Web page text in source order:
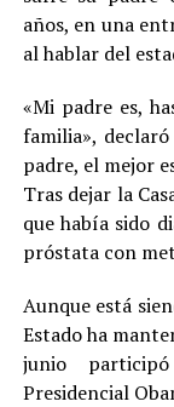
años, en una
al hablar del
«Mi padre es,
familia»,
padre, el mejor
Tras dejar la
que había sido
próstata con
Aunque está
Estado ha
junio
Presidencial